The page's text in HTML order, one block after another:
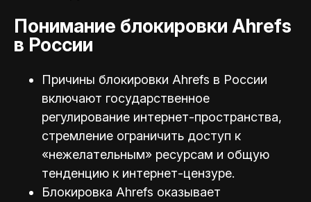
Понимание блокировки Ahrefs
в России
Причины блокировки Ahrefs в России
включают государственное
регулирование интернет-пространства,
стремление ограничить доступ к
«нежелательным» ресурсам и общую
тенденцию к интернет-цензуре.
Блокировка Ahrefs оказывает